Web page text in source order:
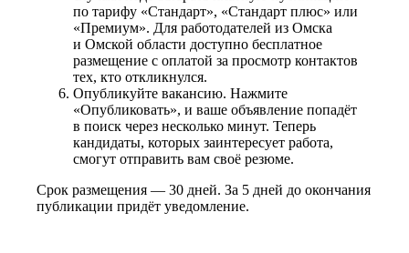
по тарифу «Стандарт», «Стандарт плюс» или
«Премиум». Для работодателей из Омска
и Омской области доступно бесплатное
размещение с оплатой за просмотр контактов
тех, кто откликнулся.
Опубликуйте вакансию. Нажмите
«Опубликовать», и ваше объявление попадёт
в поиск через несколько минут. Теперь
кандидаты, которых заинтересует работа,
смогут отправить вам своё резюме.
Срок размещения — 30 дней. За 5 дней до окончания
публикации придёт уведомление.